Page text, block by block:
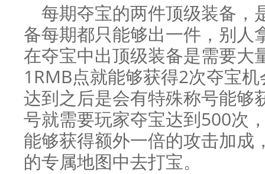
每期夺宝的两件顶级装备，
备每期都只能够出一件，别人
在夺宝中出顶级装备是需要大
1RMB点就能够获得2次夺宝
达到之后是会有特殊称号能够
号就需要玩家夺宝达到500次
能够获得额外一倍的攻击加成
的专属地图中去打宝。